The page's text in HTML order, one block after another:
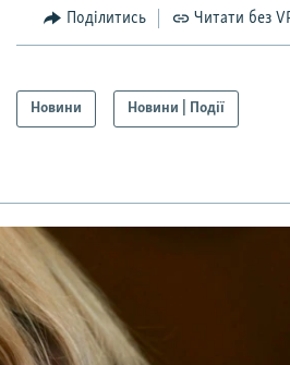
Поділитись Читати без
Новини Новини | Події